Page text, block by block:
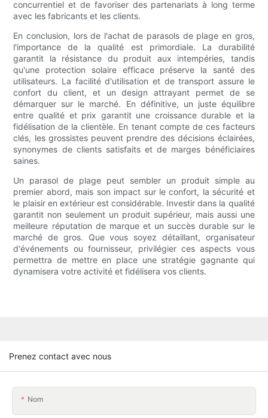
concurrentiel et de favoriser des partenariats à long terme
avec les fabricants et les clients.
En conclusion, lors de l'achat de parasols de plage en gros,
l'importance de la qualité est primordiale. La durabilité
garantit la résistance du produit aux intempéries, tandis
qu'une protection solaire efficace préserve la santé des
utilisateurs. La facilité d'utilisation et de transport assure le
confort du client, et un design attrayant permet de se
démarquer sur le marché. En définitive, un juste équilibre
entre qualité et prix garantit une croissance durable et la
fidélisation de la clientèle. En tenant compte de ces facteurs
clés, les grossistes peuvent prendre des décisions éclairées,
synonymes de clients satisfaits et de marges bénéficiaires
saines.
Un parasol de plage peut sembler un produit simple au
premier abord, mais son impact sur le confort, la sécurité et
le plaisir en extérieur est considérable. Investir dans la qualité
garantit non seulement un produit supérieur, mais aussi une
meilleure réputation de marque et un succès durable sur le
marché de gros. Que vous soyez détaillant, organisateur
d'événements ou fournisseur, privilégier ces aspects vous
permettra de mettre en place une stratégie gagnante qui
dynamisera votre activité et fidélisera vos clients.
Prenez contact avec nous
Nom